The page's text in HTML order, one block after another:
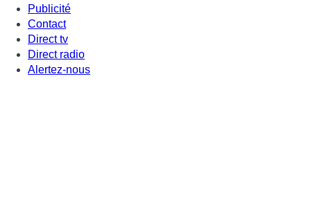
Publicité
Contact
Direct tv
Direct radio
Alertez-nous